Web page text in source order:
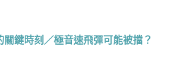
關鍵時刻／極音速飛彈可能被擋？